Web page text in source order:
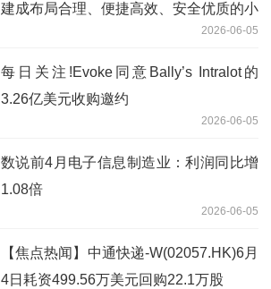
建成布局合理、便捷高效、安全优质的小
2026-06-05
每日关注!Evoke同意Bally’s Intralot的
3.26亿美元收购邀约
2026-06-05
数说前4月电子信息制造业：利润同比增
1.08倍
2026-06-05
【焦点热闻】中通快递-W(02057.HK)6月
4日耗资499.56万美元回购22.1万股